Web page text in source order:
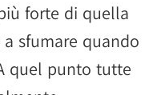
forte di quella
sfumare quando
quel punto tutte